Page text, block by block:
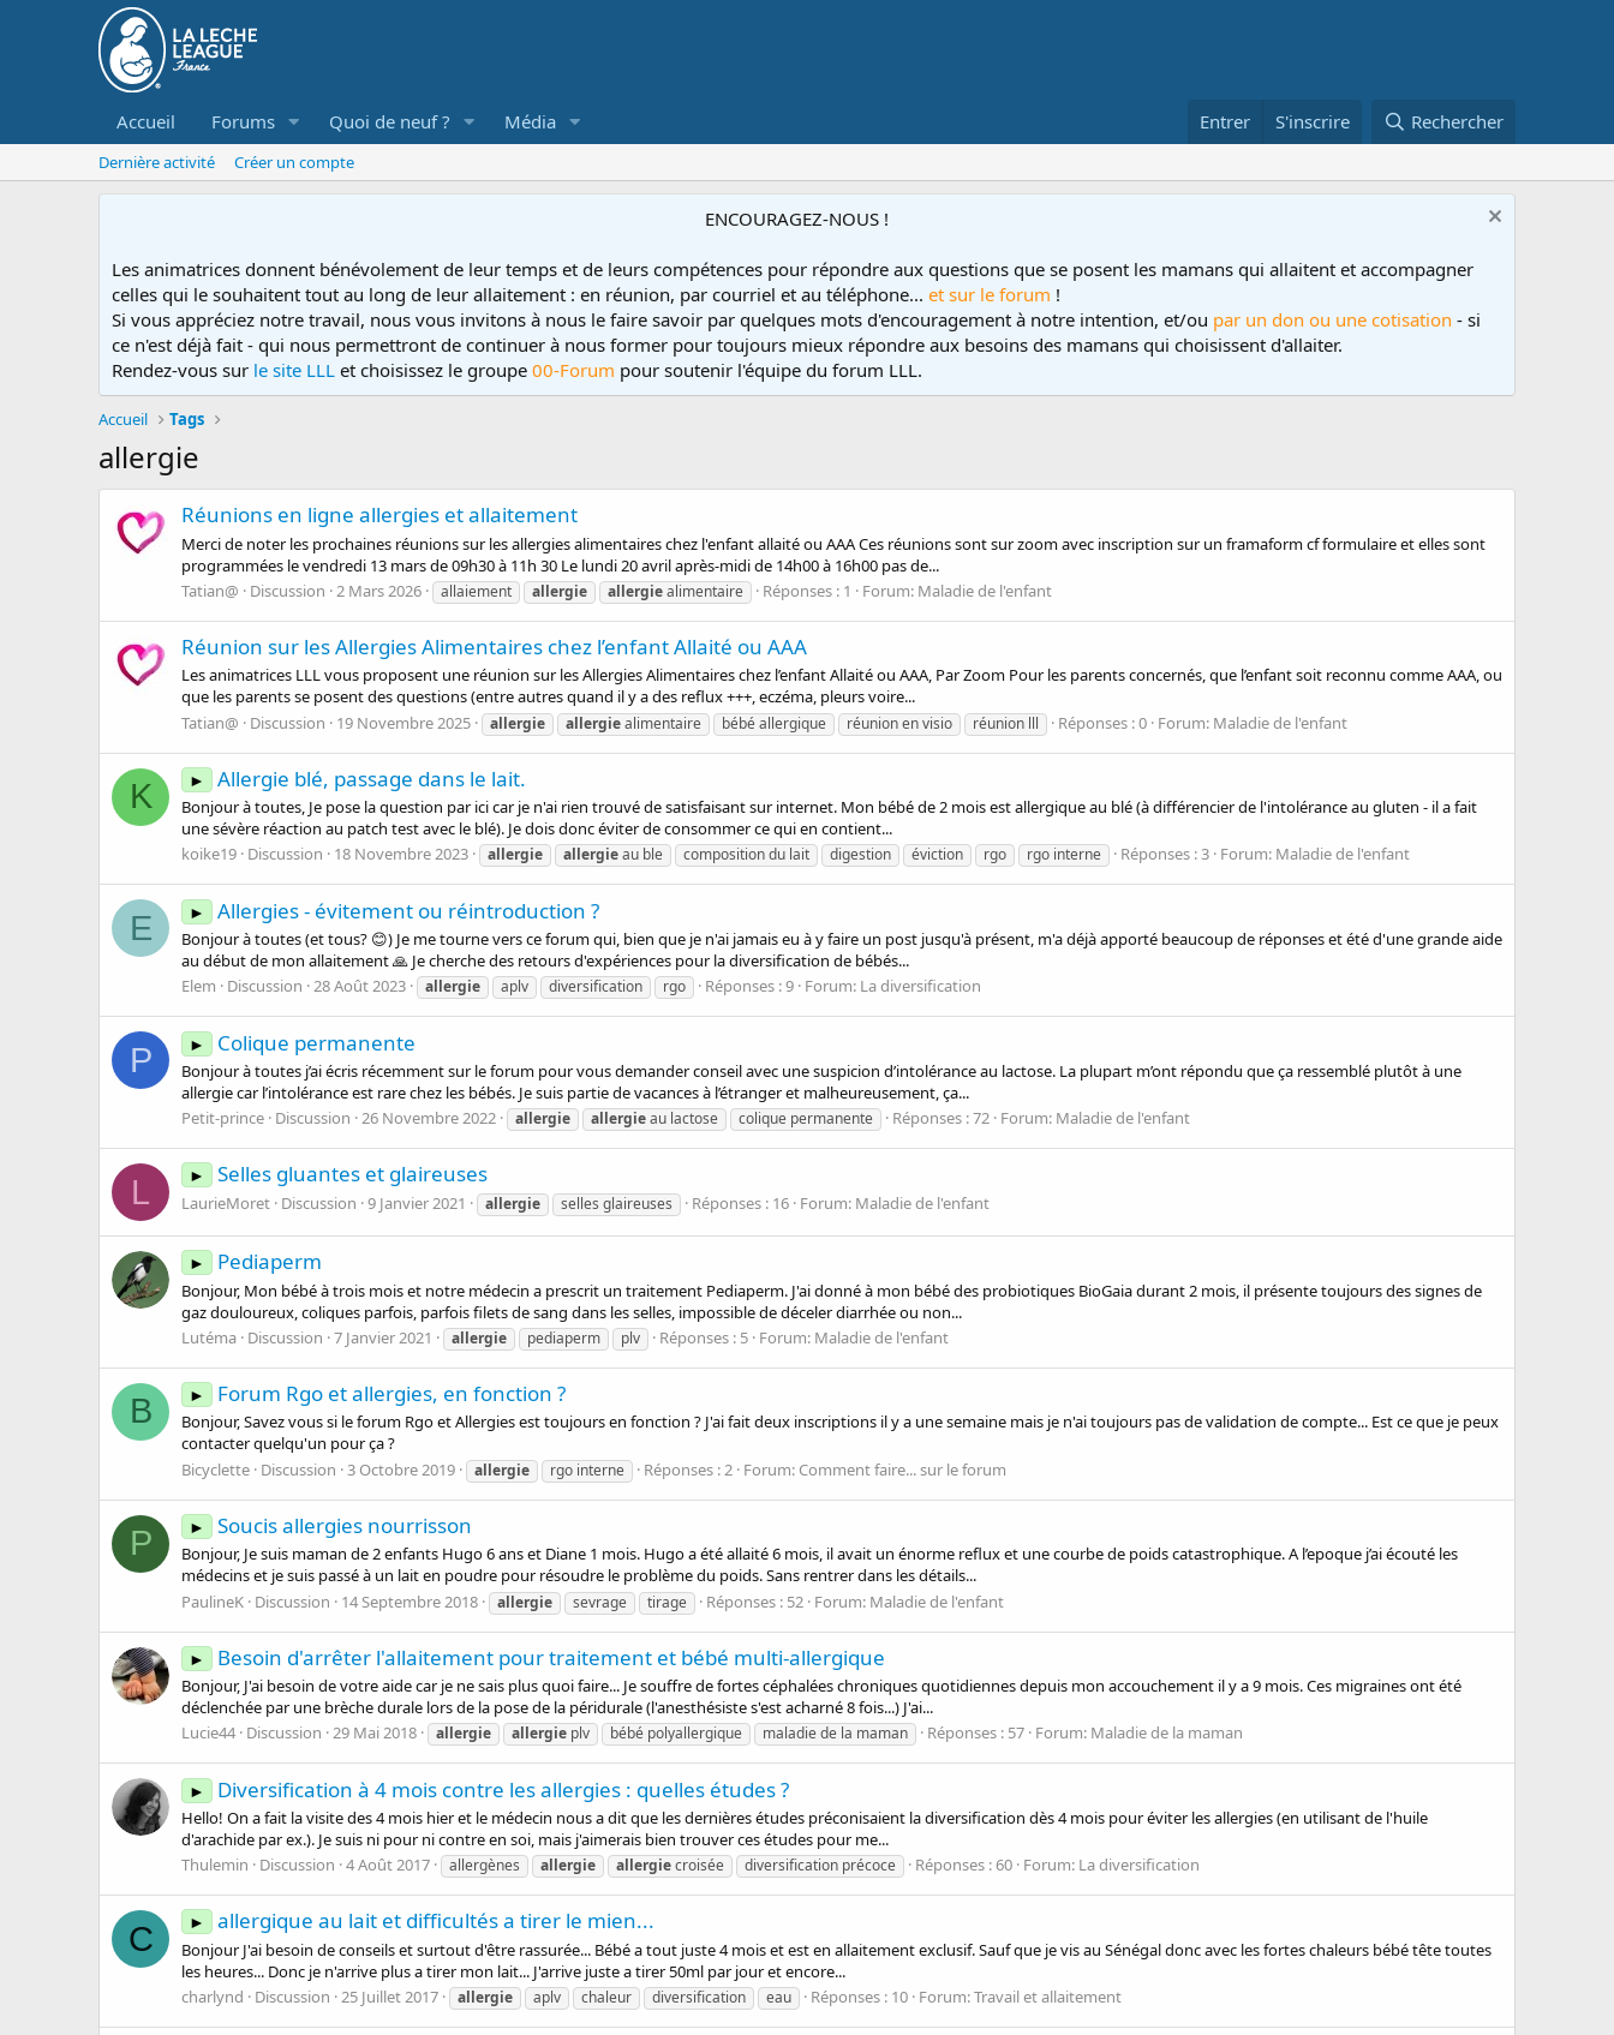
Accueil Forums Quoi de neuf ? Média Entrer S'inscrire Rechercher
Dernière activité Créer un compte
ENCOURAGEZ-NOUS !
Les animatrices donnent bénévolement de leur temps et de leurs compétences pour répondre aux questions que se posent les mamans qui allaitent et accompagner
celles qui le souhaitent tout au long de leur allaitement : en réunion, par courriel et au téléphone... et sur le forum !
Si vous appréciez notre travail, nous vous invitons à nous le faire savoir par quelques mots d'encouragement à notre intention, et/ou par un don ou une cotisation - si
ce n'est déjà fait - qui nous permettront de continuer à nous former pour toujours mieux répondre aux besoins des mamans qui choisissent d'allaiter.
Rendez-vous sur le site LLL et choisissez le groupe 00-Forum pour soutenir l'équipe du forum LLL.
Accueil Tags
allergie
Réunions en ligne allergies et allaitement
Merci de noter les prochaines réunions sur les allergies alimentaires chez l'enfant allaité ou AAA Ces réunions sont sur zoom avec inscription sur un framaform cf formulaire et elles sont
programmées le vendredi 13 mars de 09h30 à 11h 30 Le lundi 20 avril après-midi de 14h00 à 16h00 pas de...
Tatian@
Discussion 2 Mars 2026 allaiement allergie allergiealimentaire Réponses : 1 Forum: Maladie de l'enfant
Réunion sur les Allergies Alimentaires chez l’enfant Allaité ou AAA
Les animatrices LLL vous proposent une réunion sur les Allergies Alimentaires chez l’enfant Allaité ou AAA, Par Zoom Pour les parents concernés, que l’enfant soit reconnu comme AAA, ou
que les parents se posent des questions (entre autres quand il y a des reflux +++, eczéma, pleurs voire...
Tatian@
Discussion 19 Novembre 2025 allergie allergiealimentaire bébé allergique réunion en visio réunion lll Réponses : 0 Forum: Maladie de l'enfant
K ► Allergie blé, passage dans le lait.
Bonjour à toutes, Je pose la question par ici car je n'ai rien trouvé de satisfaisant sur internet. Mon bébé de 2 mois est allergique au blé (à différencier de l'intolérance au gluten - il a fait
une sévère réaction au patch test avec le blé). Je dois donc éviter de consommer ce qui en contient...
koike19 Discussion 18 Novembre 2023 allergie allergieau ble composition du lait digestion éviction rgo rgo interne Réponses : 3 Forum: Maladie de l'enfant
E ► Allergies - évitement ou réintroduction ?
Bonjour à toutes (et tous? 😊) Je me tourne vers ce forum qui, bien que je n'ai jamais eu à y faire un post jusqu'à présent, m'a déjà apporté beaucoup de réponses et été d'une grande aide
au début de mon allaitement 🙏 Je cherche des retours d'expériences pour la diversification de bébés...
Elem
Discussion 28 Août 2023 allergie aplv diversification rgo Réponses : 9 Forum: La diversification
P ► Colique permanente
Bonjour à toutes j’ai écris récemment sur le forum pour vous demander conseil avec une suspicion d’intolérance au lactose. La plupart m’ont répondu que ça ressemblé plutôt à une
allergie car l’intolérance est rare chez les bébés. Je suis partie de vacances à l’étranger et malheureusement, ça...
Petit-prince Discussion 26 Novembre 2022 allergie allergieau lactose colique permanente Réponses : 72 Forum: Maladie de l'enfant
L ► Selles gluantes et glaireuses
LaurieMoret Discussion 9 Janvier 2021 allergie selles glaireuses Réponses : 16 Forum: Maladie de l'enfant
► Pediaperm
Bonjour, Mon bébé à trois mois et notre médecin a prescrit un traitement Pediaperm. J'ai donné à mon bébé des probiotiques BioGaia durant 2 mois, il présente toujours des signes de
gaz douloureux, coliques parfois, parfois filets de sang dans les selles, impossible de déceler diarrhée ou non...
Lutéma Discussion 7 Janvier 2021 allergie pediaperm plv Réponses : 5 Forum: Maladie de l'enfant
B ► Forum Rgo et allergies, en fonction ?
Bonjour, Savez vous si le forum Rgo et Allergies est toujours en fonction ? J'ai fait deux inscriptions il y a une semaine mais je n'ai toujours pas de validation de compte... Est ce que je peux
contacter quelqu'un pour ça ?
Bicyclette Discussion 3 Octobre 2019 allergie rgo interne Réponses : 2 Forum: Comment faire... sur le forum
P ► Soucis allergies nourrisson
Bonjour, Je suis maman de 2 enfants Hugo 6 ans et Diane 1 mois. Hugo a été allaité 6 mois, il avait un énorme reflux et une courbe de poids catastrophique. A l’epoque j’ai écouté les
médecins et je suis passé à un lait en poudre pour résoudre le problème du poids. Sans rentrer dans les détails...
PaulineK Discussion 14 Septembre 2018 allergie sevrage tirage Réponses : 52 Forum: Maladie de l'enfant
► Besoin d'arrêter l'allaitement pour traitement et bébé multi-allergique
Bonjour, J'ai besoin de votre aide car je ne sais plus quoi faire... Je souffre de fortes céphalées chroniques quotidiennes depuis mon accouchement il y a 9 mois. Ces migraines ont été
déclenchée par une brèche durale lors de la pose de la péridurale (l'anesthésiste s'est acharné 8 fois...) J'ai...
Lucie44 Discussion 29 Mai 2018 allergie allergie plv bébé polyallergique maladie de la maman Réponses : 57 Forum: Maladie de la maman
► Diversification à 4 mois contre les allergies : quelles études ?
Hello! On a fait la visite des 4 mois hier et le médecin nous a dit que les dernières études préconisaient la diversification dès 4 mois pour éviter les allergies (en utilisant de l'huile
d'arachide par ex.). Je suis ni pour ni contre en soi, mais j'aimerais bien trouver ces études pour me...
Thulemin
Discussion 4 Août 2017 allergènes allergie allergiecroisée diversification précoce Réponses : 60 Forum: La diversification
C ► allergique au lait et difficultés a tirer le mien...
Bonjour J'ai besoin de conseils et surtout d'être rassurée... Bébé a tout juste 4 mois et est en allaitement exclusif. Sauf que je vis au Sénégal donc avec les fortes chaleurs bébé tête toutes
les heures... Donc je n'arrive plus a tirer mon lait... J'arrive juste a tirer 50ml par jour et encore...
charlynd
Discussion 25 Juillet 2017 allergie aplv chaleur diversification eau Réponses : 10 Forum:Travail et allaitement